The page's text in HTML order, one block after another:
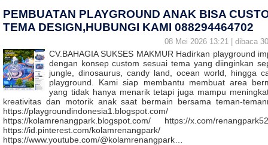
PEMBUATAN PLAYGROUND ANAK BISA
TEMA DESIGN,HUBUNGI KAMI 088294464702
08 Mei 2026 13:21 | dibaca
CV.BAHAGIA SUKSES MAKMUR Hadirkan playground
dengan konsep custom sesuai tema yang diinginkan
jungle, dinosaurus, candy land, ocean world, hingga
playground. Kami siap membantu membuat area
yang tidak hanya menarik tetapi juga mampu
kreativitas dan motorik anak saat bermain bersama teman-
https://playgroundindonesia1.blogspot.com/
https://kolamrenangpark.blogspot.com/ https://x.com/
https://id.pinterest.com/kolamrenangpark/
https://www.youtube.com/@kolamrenangpark…